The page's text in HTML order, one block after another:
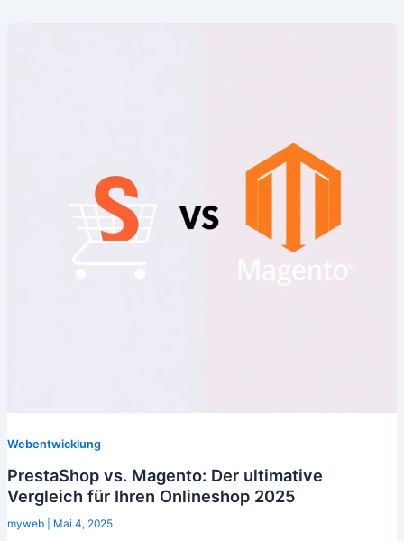
Webentwicklung
PrestaShop vs. Magento: Der ultimative
Vergleich für Ihren Onlineshop 2025
myweb Mai 4, 2025